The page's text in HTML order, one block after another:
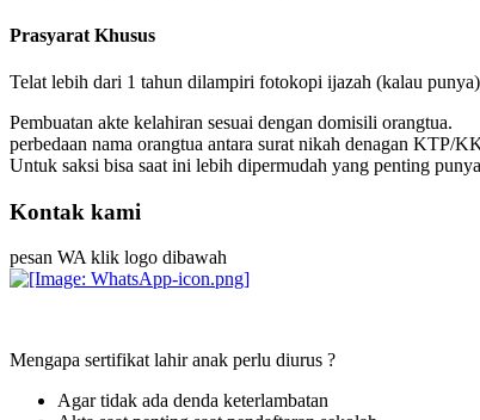
Prasyarat Khusus
Telat lebih dari 1 tahun dilampiri fotokopi ijazah (kalau
Pembuatan akte kelahiran sesuai dengan domisili orangtua.
perbedaan nama orangtua antara surat nikah denagan
Untuk saksi bisa saat ini lebih dipermudah yang penting
Kontak kami
pesan WA klik logo dibawah
Mengapa sertifikat lahir anak perlu diurus ?
Agar tidak ada denda keterlambatan